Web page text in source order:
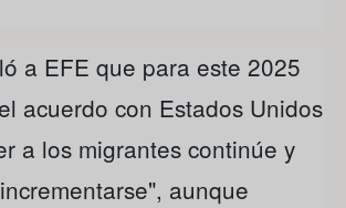
a EFE que para este 2025
acuerdo con Estados Unidos
a los migrantes continúe y
aunque